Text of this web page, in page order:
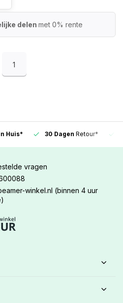
delen met 0% rente
1
Huis* 30 Dagen Retour*
vragen
winkel.nl (binnen 4 uur